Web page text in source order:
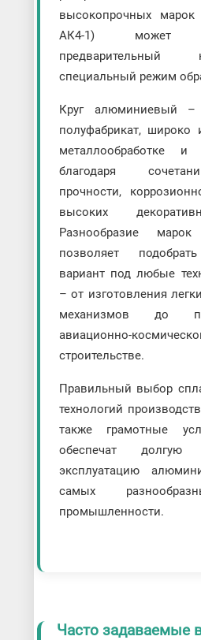
высокопрочных марок
АК4-1) может
специальный режим
Круг алюминиевый –
полуфабрикат, широко
металлообработке и
благодаря
прочности,
высоких
Разнообразие
позволяет
вариант под любые
– от изготовления
механизмов до
авиационно-
строительстве.
Правильный выбор
технологий
также грамотные
обеспечат
эксплуатацию
самых
промышленности.
Часто задаваемые